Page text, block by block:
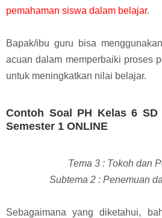
pemahaman siswa dalam belajar.
Bapak/ibu guru bisa
acuan dalam memperbaiki proses
untuk meningkatkan nilai belajar.
Contoh Soal PH Kelas 6 SD
Semester 1 ONLINE
Tema 3 : Tokoh dan
Subtema 2 : Penemuan
Sebagaimana yang diketahui,